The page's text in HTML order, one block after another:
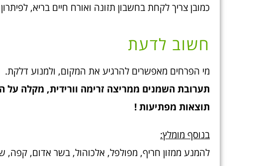
כמובן צריך לקחת בחשבון תזונה ואורח חיים בריא,
חשוב לדעת
מי הפרחים מאפשרים להרגיע את המקום, ולמנוע דלקת.
תערובת השמנים ממריצה זרימה וורידית, מקלה על
תוצאות מפתיעות !
בנוסף מומלץ:
להמנע ממזון חריף, מפולפל, אלכוהול, בשר אדום, קפה,